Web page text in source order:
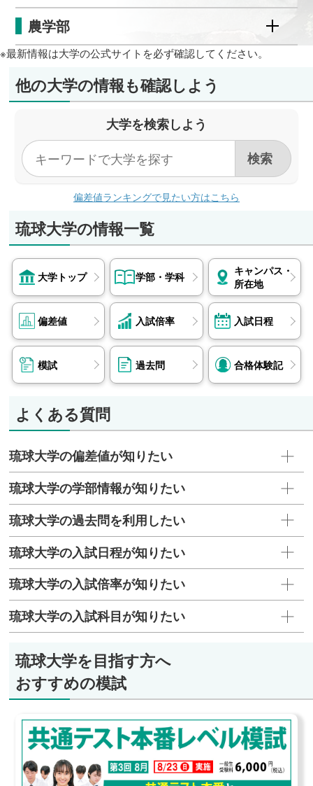
農学部
※最新情報は大学の公式サイトを必ず確認してください。
他の大学の情報も確認しよう
大学を検索しよう
偏差値ランキングで見たい方はこちら
琉球大学の情報一覧
大学トップ 学部・学科
キャンパス・
所在地
偏差値 入試倍率 入試日程
模試 過去問 合格体験記
よくある質問
琉球大学の偏差値が知りたい
琉球大学の学部情報が知りたい
琉球大学の過去問を利用したい
琉球大学の入試日程が知りたい
琉球大学の入試倍率が知りたい
琉球大学の入試科目が知りたい
琉球大学を目指す方へ
おすすめの模試